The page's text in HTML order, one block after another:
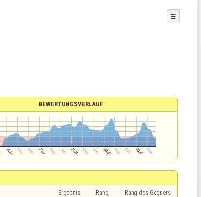
☰
BEWERTUNGSVERLAUF
Ergebnis Rang Rang des Gegners